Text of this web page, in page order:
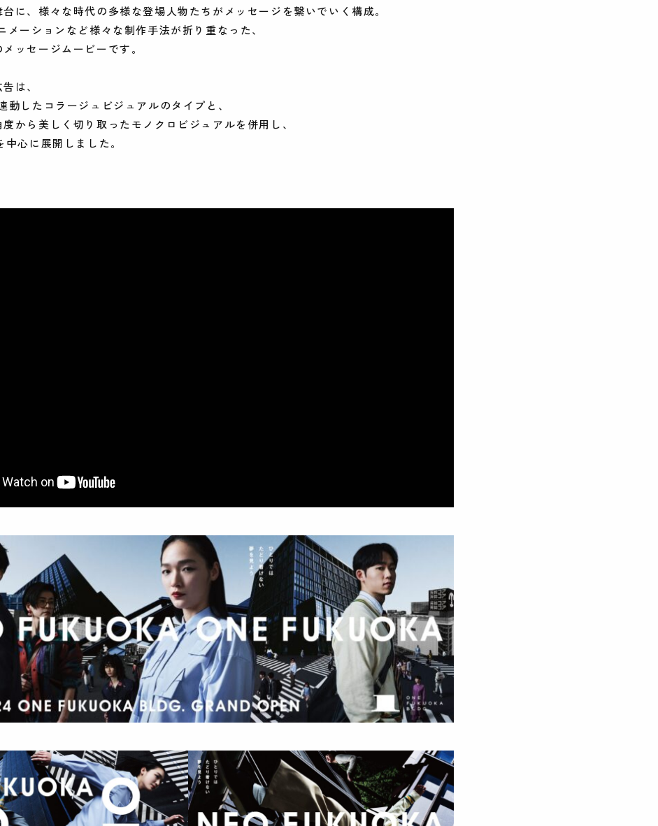
に、様々な時代の多様な登場人物たちがメッセージを繋いでいく構成。
メーションなど様々な制作手法が折り重なった、
ッセージムービーです。
は、
動したコラージュビジュアルのタイプと、
から美しく切り取ったモノクロビジュアルを併用し、
心に展開しました。